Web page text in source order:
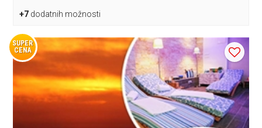
+7 dodatnih možnosti
SUPER
CENA